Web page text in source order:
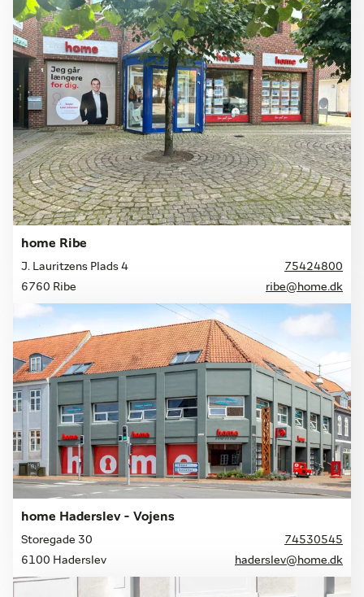
home Ribe
J. Lauritzens Plads 4
75424800
6760 Ribe
ribe@home.dk
home Haderslev - Vojens
Storegade 30
74530545
6100 Haderslev
haderslev@home.dk